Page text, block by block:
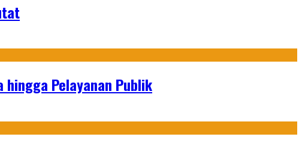
hingga Pelayanan Publik